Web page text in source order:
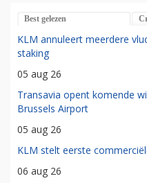
Best gelezen
KLM annuleert meerdere
staking
05 aug 26
Transavia opent komende
Brussels Airport
05 aug 26
KLM stelt eerste
06 aug 26